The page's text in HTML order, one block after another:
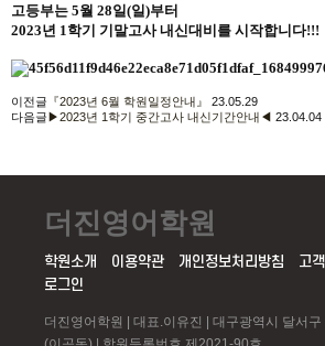
고등부는 5월 28일(일)부터
2023년 1학기 기말고사 내신대비를 시작합니다!!!
이전글 『2023년 6월 학원일정안내』
23.05.29
다음글▶2023년 1학기 중간고사 내신기간안내◀ 23.04.04
더진영어학원
학원소개 이용약관 개인정보처리방침 고
로그인
더진영어학원 | 대표.이유진 | 대구광역시 달서